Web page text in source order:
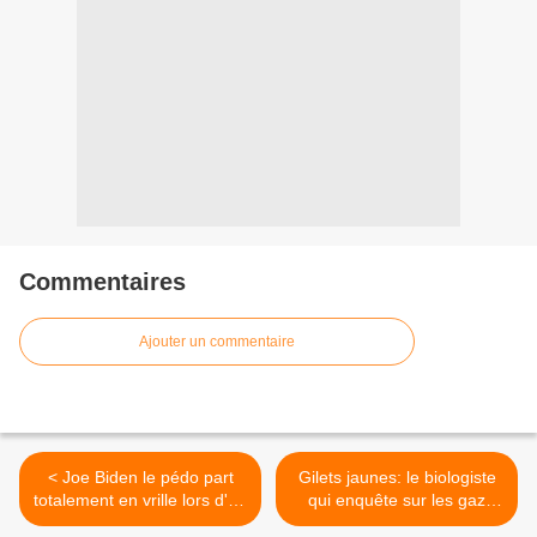
Commentaires
Ajouter un commentaire
< Joe Biden le pédo part
totalement en vrille lors d'un
discours parmi des enfants
Gilets jaunes: le biologiste
qui enquête sur les gaz
lacrymogènes arrêté >